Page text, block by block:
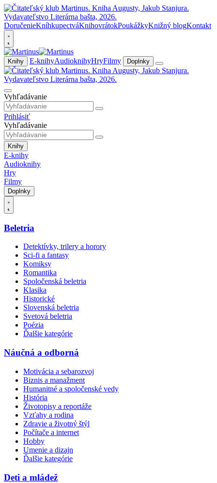
DoručenieKníhkupectváKnihovrátokPoukážkyKnižný blogKontakt
Knihy E-knihyAudioknihyHryFilmy Doplnky
Vyhľadávanie
Prihlásiť
Vyhľadávanie
Knihy
E-knihy
Audioknihy
Hry
Filmy
Doplnky
Beletria
Detektívky, trilery a horory
Sci-fi a fantasy
Komiksy
Romantika
Spoločenská beletria
Klasika
Historické
Slovenská beletria
Svetová beletria
Poézia
Ďalšie kategórie
Náučná a odborná
Motivácia a sebarozvoj
Biznis a manažment
Humanitné a spoločenské vedy
História
Životopisy a reportáže
Vzťahy a rodina
Zdravie a životný štýl
Počítače a internet
Hobby
Umenie a dizajn
Ďalšie kategórie
Deti a mládež